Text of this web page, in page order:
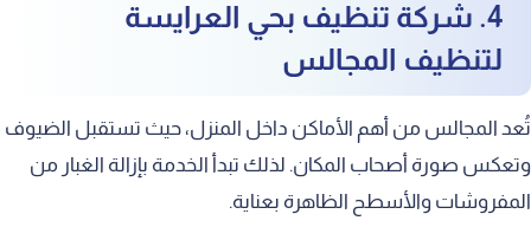
4. شركة تنظيف بحي العرايسة
لتنظيف المجالس
تُعد المجالس من أهم الأماكن داخل المنزل، حيث تستقبل الضيوف
وتعكس صورة أصحاب المكان. لذلك تبدأ الخدمة بإزالة الغبار من
المفروشات والأسطح الظاهرة بعناية.